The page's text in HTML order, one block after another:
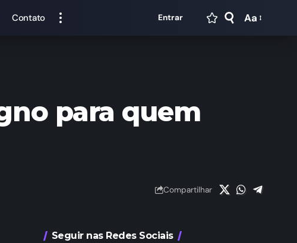
Contato Entrar Aa
para quem
Compartilhar
Seguir nas Redes Sociais